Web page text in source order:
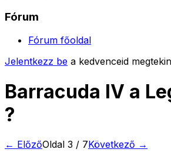
Fórum
Fórum főoldal
Jelentkezz be a kedvenceid
Barracuda IV a
?
← ElőzőOldal 3 / 7Következő →